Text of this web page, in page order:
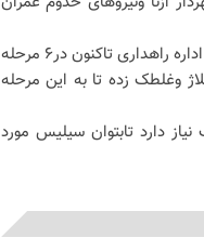
وی دراین رابطه افزود: از ابتدای شروع بکار زمین چمن مصنوعی تختی، شهرداری و اداره راهداری تاکنون در۶ مرحله
وغلطک زده تا به این مرحله
دارد تابتوان سیلیس مورد